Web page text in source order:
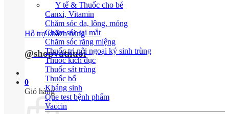
Hỗ trợ khách hàng
@shopvatnuoi
0
Giỏ hàng
Y tế & Thuốc cho bé
Canxi, Vitamin
Chăm sóc da, lông, móng
Chăm sóc tai mắt
Chăm sóc răng miệng
Thuốc trị nội ngoại ký sinh trùng
Thuốc kích dục
Thuốc sát trùng
Thuốc bổ
Kháng sinh
Que test bệnh phẩm
Vaccin